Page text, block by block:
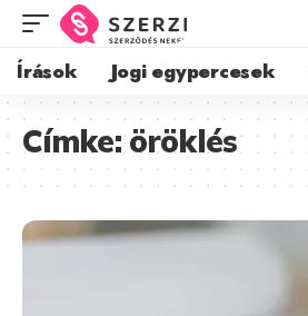
Írások Jogi egypercesek
Címke:öröklés